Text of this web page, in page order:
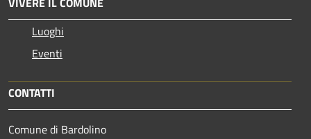
Luoghi
Eventi
CONTATTI
Comune di Bardolino